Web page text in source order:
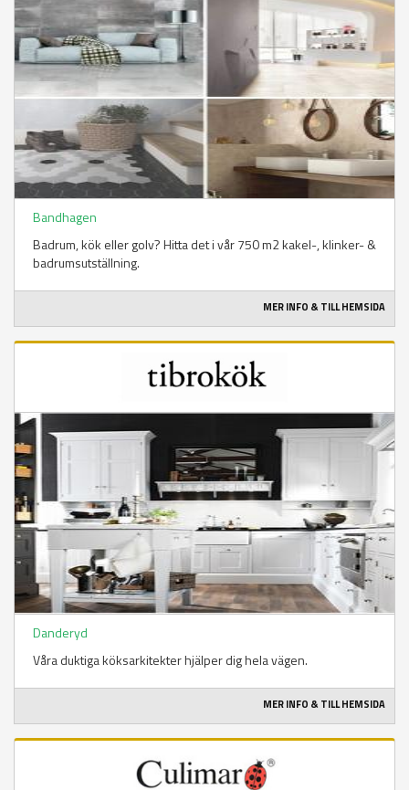
Bandhagen
Badrum, kök eller golv? Hitta det i vår 750 m2 kakel-, klinker- &
badrumsutställning.
MER INFO & TILL HEMSIDA
Danderyd
Våra duktiga köksarkitekter hjälper dig hela vägen.
MER INFO & TILL HEMSIDA